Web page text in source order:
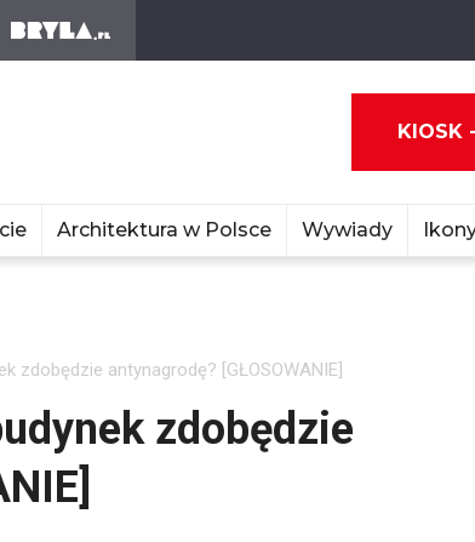
KIOSK
Architektura w Polsce Wywiady
zdobędzie antynagrodę? [GŁOSOWANIE]
zdobędzie